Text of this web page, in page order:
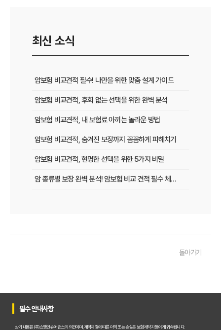
최신 소식
암보험 비교견적 필수! 나만을 위한 맞춤 설계 가이드
암보험 비교견적, 후회 없는 선택을 위한 완벽 분석
암보험 비교견적, 내 보험료 아끼는 놀라운 방법
암보험 비교견적, 숨겨진 보장까지 꼼꼼하게 파헤치기
암보험 비교견적, 현명한 선택을 위한 5가지 비밀
암 종류별 보장 완벽 분석! 암보험 비교 견적 필수 체크리스트
돌아가기
필수 안내사항
상기 내용은 (주)쇼엠인슈어런스의 의견이며, 계약체결에 따른 이익 또는 손실은 보험계약자 등에게 귀속됩니다.